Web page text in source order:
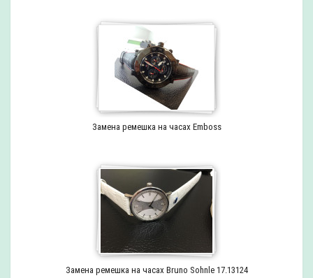
Замена ремешка на часах Emboss
Замена ремешка на часах Bruno Sohnle 17.13124